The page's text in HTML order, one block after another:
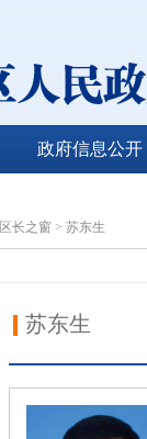
政府信息公开
区长之窗 > 苏东生
苏东生